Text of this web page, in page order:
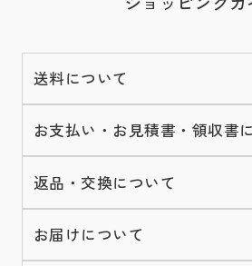
送料について
お支払い・お見積書・領収書
返品・交換について
お届けについて